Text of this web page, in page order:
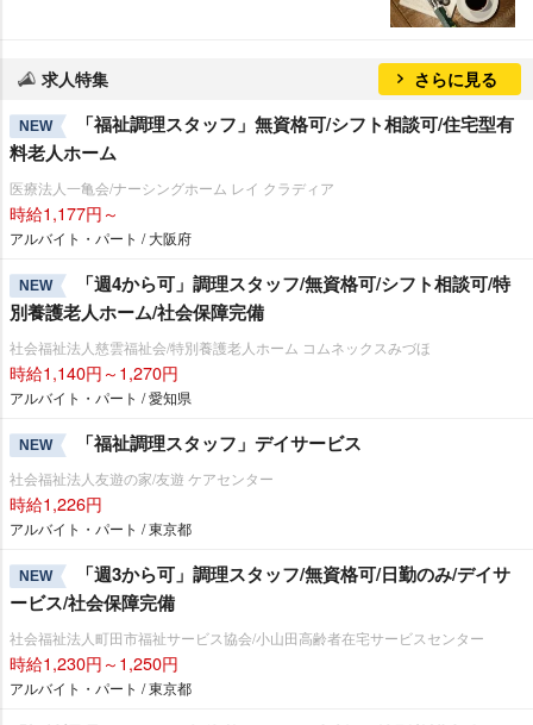
求人特集 さらに見る
NEW
「福祉調理スタッフ」無資格可/シフト相談可/住宅型有
料老人ホーム
医療法人一亀会/ナーシングホーム レイ クラディア
時給1,177円～
アルバイト・パート / 大阪府
NEW
「週4から可」調理スタッフ/無資格可/シフト相談可/特
別養護老人ホーム/社会保障完備
社会福祉法人慈雲福祉会/特別養護老人ホーム コムネックスみづほ
時給1,140円～1,270円
アルバイト・パート / 愛知県
NEW 「福祉調理スタッフ」デイサービス
社会福祉法人友遊の家/友遊 ケアセンター
時給1,226円
アルバイト・パート / 東京都
NEW
「週3から可」調理スタッフ/無資格可/日勤のみ/デイサ
ービス/社会保障完備
社会福祉法人町田市福祉サービス協会/小山田高齢者在宅サービスセンター
時給1,230円～1,250円
アルバイト・パート / 東京都